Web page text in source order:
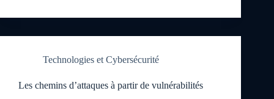
Technologies et Cybersécurité
Les chemins d’attaques à partir de vulnérabilités